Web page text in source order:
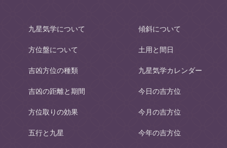
九星気学について
方位盤について
吉凶方位の種類
吉凶の距離と期間
方位取りの効果
五行と九星
傾斜について
土用と間日
九星気学カレンダー
今日の吉方位
今月の吉方位
今年の吉方位